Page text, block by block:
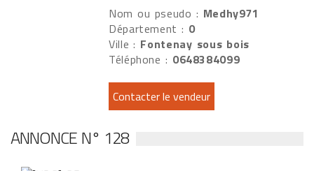
Nom ou pseudo : Medhy971
Département : 0
Ville : Fontenay sous bois
Téléphone : 0648384099
ANNONCE N° 128